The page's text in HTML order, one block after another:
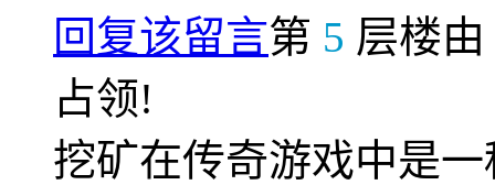
回复该留言第 5 层楼由
占领!
挖矿在传奇游戏中是